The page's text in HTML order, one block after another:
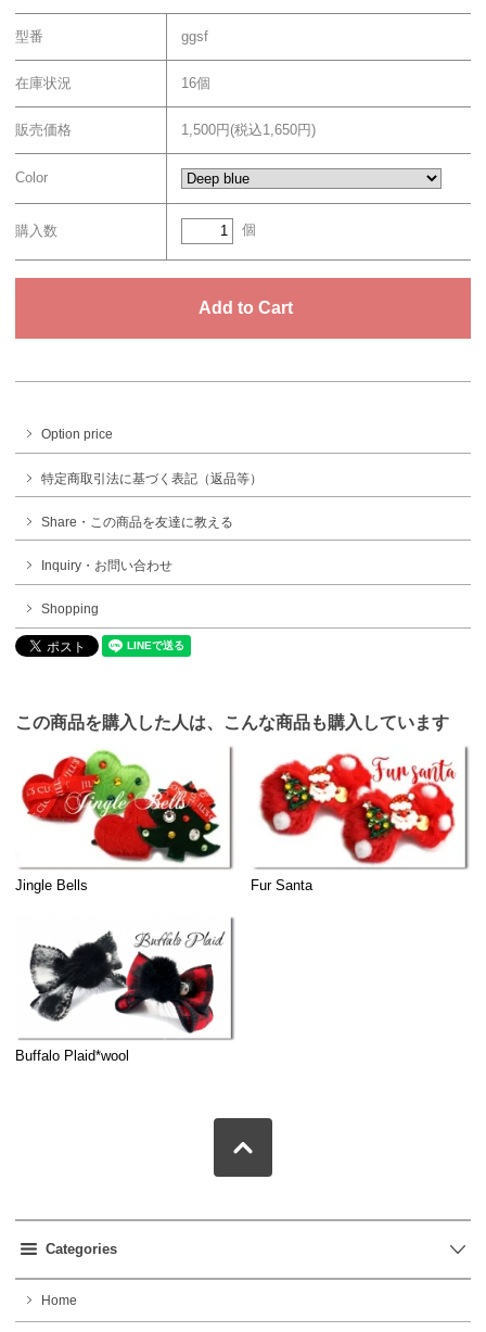
型番 ggsf
在庫状況 16個
販売価格 1,500円(税込1,650円)
Color
購入数 個
Option price
特定商取引法に基づく表記（返品等）
Share・この商品を友達に教える
Inquiry・お問い合わせ
Shopping
この商品を購入した人は、こんな商品も購入しています
Jingle Bells Fur Santa
Buffalo Plaid*wool
Categories
Home